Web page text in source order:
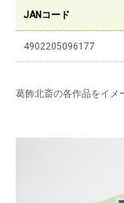
JANコード
4902205096177
葛飾北斎の各作品をイメ